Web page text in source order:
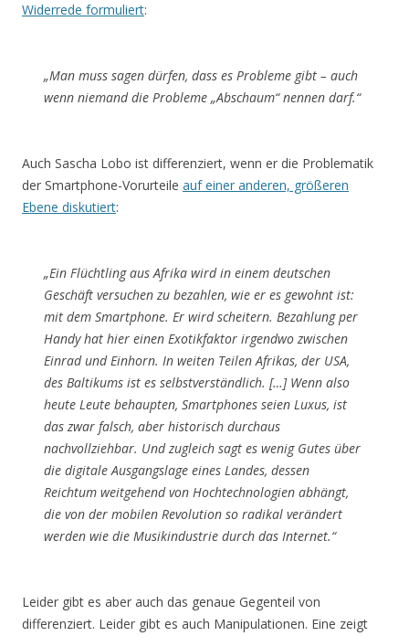
Widerrede formuliert:
„Man muss sagen dürfen, dass es Probleme gibt – auch
wenn niemand die Probleme „Abschaum“ nennen darf.“
Auch Sascha Lobo ist differenziert, wenn er die Problematik
der Smartphone-Vorurteile auf einer anderen, größeren
Ebene diskutiert:
„Ein Flüchtling aus Afrika wird in einem deutschen
Geschäft versuchen zu bezahlen, wie er es gewohnt ist:
mit dem Smartphone. Er wird scheitern. Bezahlung per
Handy hat hier einen Exotikfaktor irgendwo zwischen
Einrad und Einhorn. In weiten Teilen Afrikas, der USA,
des Baltikums ist es selbstverständlich. […] Wenn also
heute Leute behaupten, Smartphones seien Luxus, ist
das zwar falsch, aber historisch durchaus
nachvollziehbar. Und zugleich sagt es wenig Gutes über
die digitale Ausgangslage eines Landes, dessen
Reichtum weitgehend von Hochtechnologien abhängt,
die von der mobilen Revolution so radikal verändert
werden wie die Musikindustrie durch das Internet.“
Leider gibt es aber auch das genaue Gegenteil von
differenziert. Leider gibt es auch Manipulationen. Eine zeigt